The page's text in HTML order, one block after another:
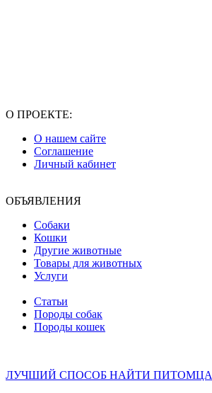
О ПРОЕКТЕ:
О нашем сайте
Соглашение
Личный кабинет
ОБЪЯВЛЕНИЯ
Собаки
Кошки
Другие животные
Товары для животных
Услуги
Статьи
Породы собак
Породы кошек
ЛУЧШИЙ СПОСОБ НАЙТИ ПИТОМЦА